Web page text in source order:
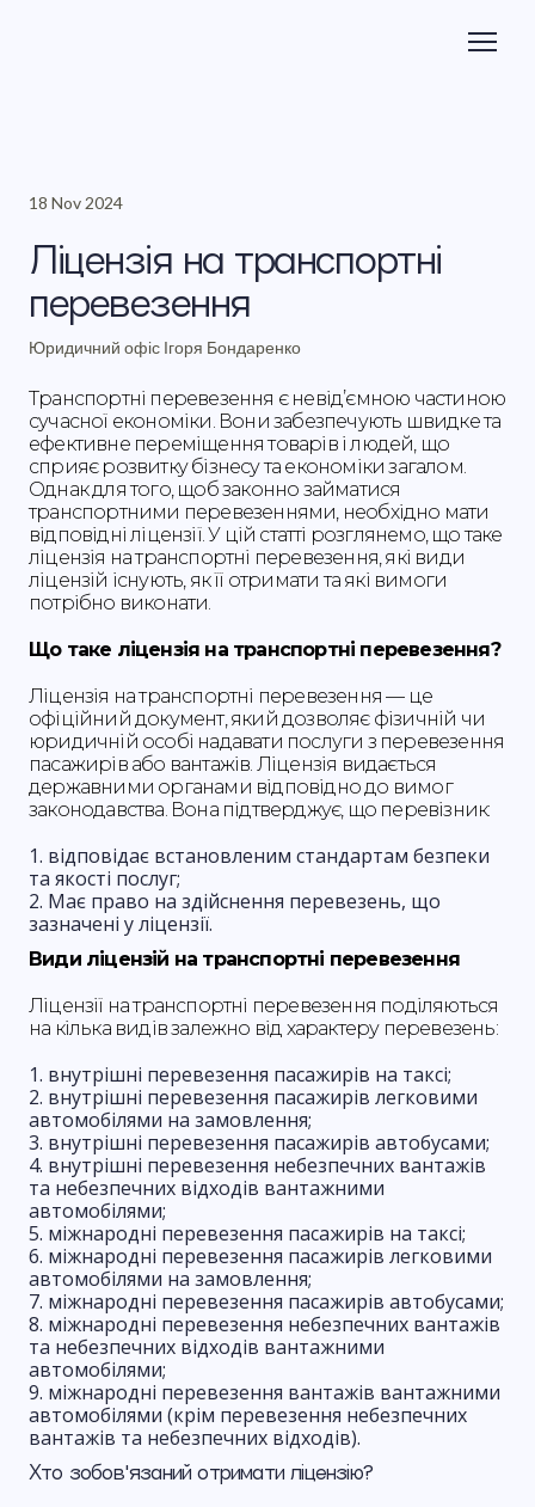
18 Nov 2024
Ліцензія на транспортні
перевезення
Юридичний офіс Ігоря Бондаренко
Транспортні перевезення є невід’ємною частиною
сучасної економіки. Вони забезпечують швидке та
ефективне переміщення товарів і людей, що
сприяє розвитку бізнесу та економіки загалом.
Однак для того, щоб законно займатися
транспортними перевезеннями, необхідно мати
відповідні ліцензії. У цій статті розглянемо, що таке
ліцензія на транспортні перевезення, які види
ліцензій існують, як її отримати та які вимоги
потрібно виконати.
Що таке ліцензія на транспортні перевезення?
Ліцензія на транспортні перевезення — це
офіційний документ, який дозволяє фізичній чи
юридичній особі надавати послуги з перевезення
пасажирів або вантажів. Ліцензія видається
державними органами відповідно до вимог
законодавства. Вона підтверджує, що перевізник:
відповідає встановленим стандартам безпеки
та якості послуг;
Має право на здійснення перевезень, що
зазначені у ліцензії.
Види ліцензій на транспортні перевезення
Ліцензії на транспортні перевезення поділяються
на кілька видів залежно від характеру перевезень:
внутрішні перевезення пасажирів на таксі;
внутрішні перевезення пасажирів легковими
автомобілями на замовлення;
внутрішні перевезення пасажирів автобусами;
внутрішні перевезення небезпечних вантажів
та небезпечних відходів вантажними
автомобілями;
міжнародні перевезення пасажирів на таксі;
міжнародні перевезення пасажирів легковими
автомобілями на замовлення;
міжнародні перевезення пасажирів автобусами;
міжнародні перевезення небезпечних вантажів
та небезпечних відходів вантажними
автомобілями;
міжнародні перевезення вантажів вантажними
автомобілями (крім перевезення небезпечних
вантажів та небезпечних відходів).
Хто зобов'язаний отримати ліцензію?